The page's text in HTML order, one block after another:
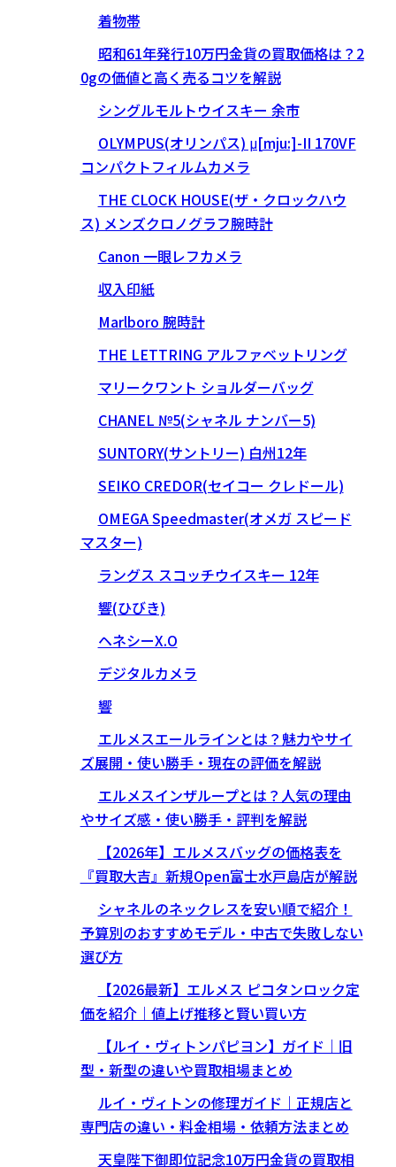
着物帯
昭和61年発行10万円金貨の買取価格は？2
0gの価値と高く売るコツを解説
シングルモルトウイスキー 余市
OLYMPUS(オリンパス) μ[mju:]-II 170VF
コンパクトフィルムカメラ
THE CLOCK HOUSE(ザ・クロックハウ
ス) メンズクロノグラフ腕時計
Canon 一眼レフカメラ
収入印紙
Marlboro 腕時計
THE LETTRING アルファベットリング
マリークワント ショルダーバッグ
CHANEL №5(シャネル ナンバー5)
SUNTORY(サントリー) 白州12年
SEIKO CREDOR(セイコー クレドール)
OMEGA Speedmaster(オメガ スピード
マスター)
ラングス スコッチウイスキー 12年
響(ひびき)
ヘネシーX.O
デジタルカメラ
響
エルメスエールラインとは？魅力やサイ
ズ展開・使い勝手・現在の評価を解説
エルメスインザループとは？人気の理由
やサイズ感・使い勝手・評判を解説
【2026年】エルメスバッグの価格表を
『買取大吉』新規Open富士水戸島店が解説
シャネルのネックレスを安い順で紹介！
予算別のおすすめモデル・中古で失敗しない
選び方
【2026最新】エルメス ピコタンロック定
価を紹介｜値上げ推移と賢い買い方
【ルイ・ヴィトンパピヨン】ガイド｜旧
型・新型の違いや買取相場まとめ
ルイ・ヴィトンの修理ガイド｜正規店と
専門店の違い・料金相場・依頼方法まとめ
天皇陛下御即位記念10万円金貨の買取相